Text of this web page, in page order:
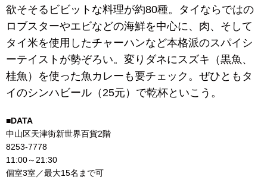
欲そそるビビットな料理が約80種。タイならではの
ロブスターやエビなどの海鮮を中心に、肉、そして
タイ米を使用したチャーハンなど本格派のスパイシ
ーテイストが勢ぞろい。変りダネにスズキ（黒魚、
桂魚）を使った魚カレーも要チェック。ぜひともタ
イのシンハビール（25元）で乾杯といこう。
■DATA
中山区天津街新世界百貨2階
8253-7778
11:00～21:30
個室3室／最大15名まで可